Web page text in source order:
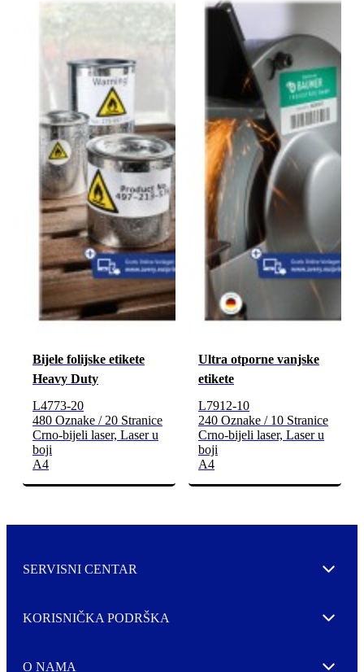
Bijele folijske etikete
Heavy Duty
L4773-20
480 Oznake / 20 Stranice
Crno-bijeli laser, Laser u
boji
A4
Ultra otporne vanjske
etikete
L7912-10
240 Oznake / 10 Stranice
Crno-bijeli laser, Laser u
boji
A4
SERVISNI CENTAR Expand
KORISNIČKA PODRŠKA Expand
O NAMA